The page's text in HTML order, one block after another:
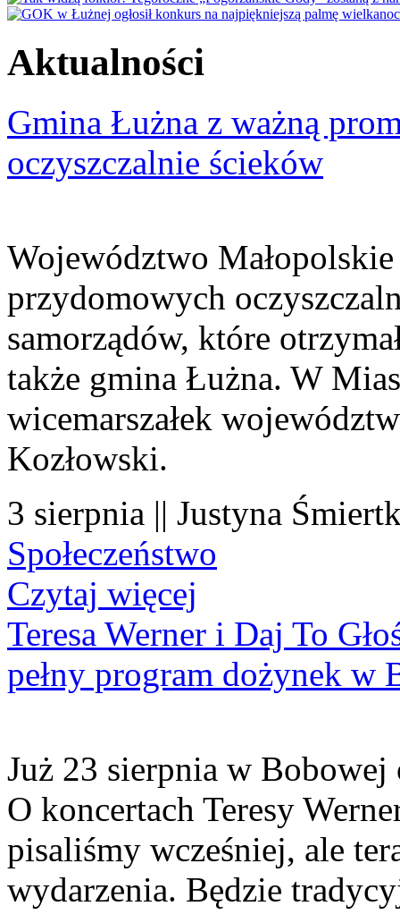
Aktualności
Gmina Łużna z ważną
oczyszczalnie ścieków
Województwo
przydomowych
samorządów, które
także gmina Łużna. W
wicemarszałek
Kozłowski.
3 sierpnia || Justyna
Społeczeństwo
Czytaj więcej
Teresa Werner i Daj To
pełny program dożynek w
Już 23 sierpnia w
O koncertach Teresy
pisaliśmy wcześniej, ale
wydarzenia. Będzie